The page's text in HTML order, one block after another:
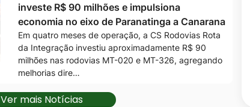
investe R$ 90 milhões e impulsiona
economia no eixo de Paranatinga a Canarana
Em quatro meses de operação, a CS Rodovias Rota
da Integração investiu aproximadamente R$ 90
milhões nas rodovias MT-020 e MT-326, agregando
melhorias dire…
Ver mais Notícias